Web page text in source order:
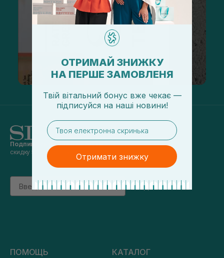
Подпишись на наши новостии получай
скидку 5% на первый заказ
Email
підписатись
ПОМОЩЬ КАТАЛОГ
ОТРИМАЙ ЗНИЖКУ
НА ПЕРШЕ ЗАМОВЛЕНЯ
Твій вітальний бонус вже чекає —
підписуйся на наші новини!
email
Отримати знижку